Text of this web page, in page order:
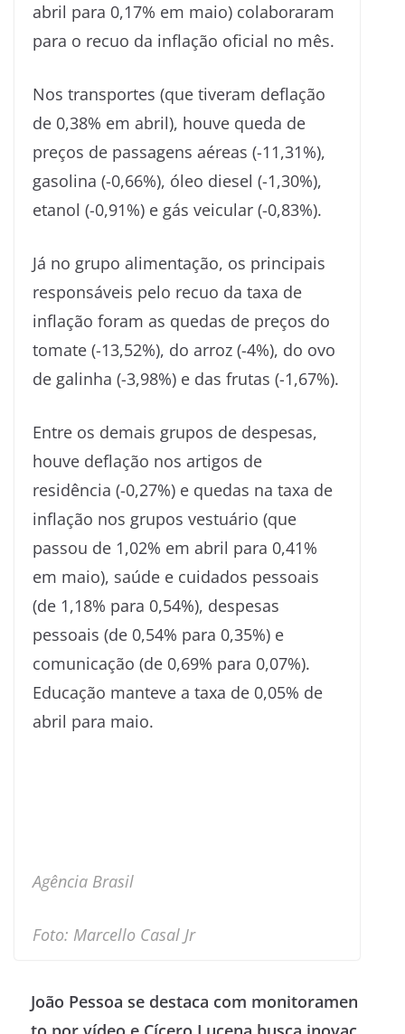
abril para 0,17% em maio) colaboraram
para o recuo da inflação oficial no mês.
Nos transportes (que tiveram deflação
de 0,38% em abril), houve queda de
preços de passagens aéreas (-11,31%),
gasolina (-0,66%), óleo diesel (-1,30%),
etanol (-0,91%) e gás veicular (-0,83%).
Já no grupo alimentação, os principais
responsáveis pelo recuo da taxa de
inflação foram as quedas de preços do
tomate (-13,52%), do arroz (-4%), do ovo
de galinha (-3,98%) e das frutas (-1,67%).
Entre os demais grupos de despesas,
houve deflação nos artigos de
residência (-0,27%) e quedas na taxa de
inflação nos grupos vestuário (que
passou de 1,02% em abril para 0,41%
em maio), saúde e cuidados pessoais
(de 1,18% para 0,54%), despesas
pessoais (de 0,54% para 0,35%) e
comunicação (de 0,69% para 0,07%).
Educação manteve a taxa de 0,05% de
abril para maio.
Agência Brasil
Foto: Marcello Casal Jr
João Pessoa se destaca com monitoramen